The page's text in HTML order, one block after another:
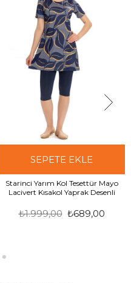
SEPETE EKLE
Starinci Yarım Kol Tesettür Mayo
Lacivert Kısakol Yaprak Desenli
₺689,00
₺1.999,00